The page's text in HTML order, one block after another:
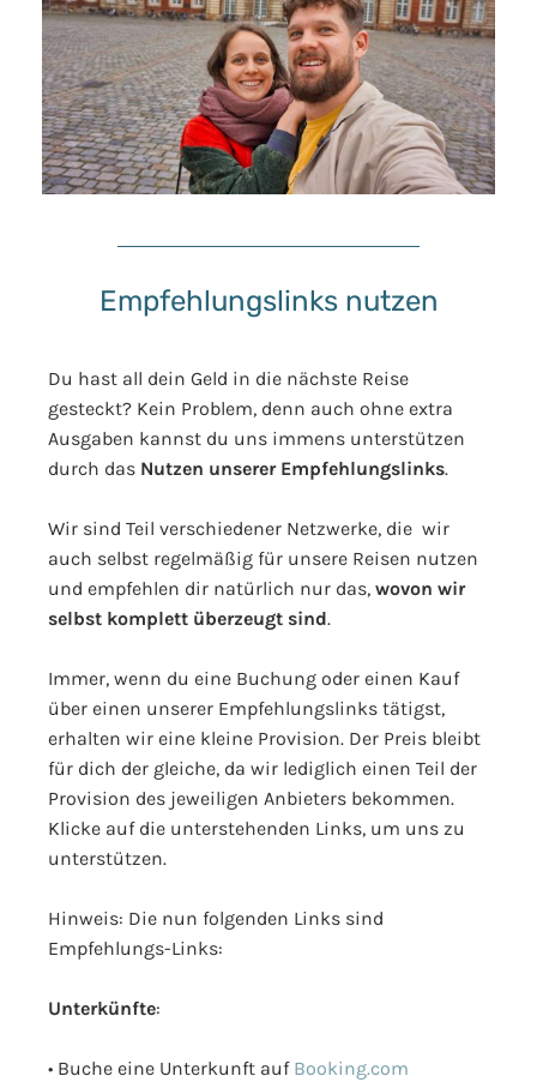
Empfehlungslinks nutzen
Du hast all dein Geld in die nächste Reise
gesteckt? Kein Problem, denn auch ohne extra
Ausgaben kannst du uns immens unterstützen
durch das Nutzen unserer Empfehlungslinks.
Wir sind Teil verschiedener Netzwerke, die wir
auch selbst regelmäßig für unsere Reisen nutzen
und empfehlen dir natürlich nur das, wovon wir
selbst komplett überzeugt sind.
Immer, wenn du eine Buchung oder einen Kauf
über einen unserer Empfehlungslinks tätigst,
erhalten wir eine kleine Provision. Der Preis bleibt
für dich der gleiche, da wir lediglich einen Teil der
Provision des jeweiligen Anbieters bekommen.
Klicke auf die unterstehenden Links, um uns zu
unterstützen.
Hinweis: Die nun folgenden Links sind
Empfehlungs-Links:
Unterkünfte:
• Buche eine Unterkunft auf Booking.com